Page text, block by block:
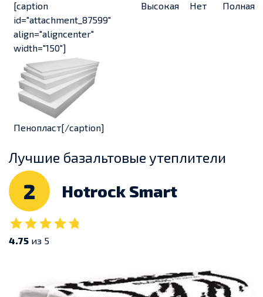
[caption
id="attachment_87599"
align="aligncenter"
width="150"]
Пенопласт[/caption]
Высокая Нет Полная
Лучшие базальтовые утеплители
2 Hotrock Smart
4.75 из 5